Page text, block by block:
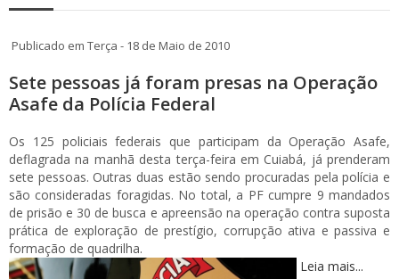
Publicado em Terça - 18 de Maio de 2010
Sete pessoas já foram presas na Operação
Asafe da Polícia Federal
Os 125 policiais federais que participam da Operação Asafe,
deflagrada na manhã desta terça-feira em Cuiabá, já prenderam
sete pessoas. Outras duas estão sendo procuradas pela polícia e
são consideradas foragidas. No total, a PF cumpre 9 mandados
de prisão e 30 de busca e apreensão na operação contra suposta
prática de exploração de prestígio, corrupção ativa e passiva e
formação de quadrilha.
Leia mais...